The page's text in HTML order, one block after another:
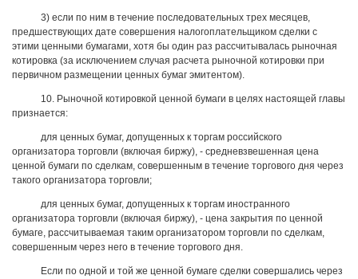
3) если по ним в течение последовательных трех месяцев,
предшествующих дате совершения налогоплательщиком сделки с
этими ценными бумагами, хотя бы один раз рассчитывалась рыночная
котировка (за исключением случая расчета рыночной котировки при
первичном размещении ценных бумаг эмитентом).
10. Рыночной котировкой ценной бумаги в целях настоящей главы
признается:
для ценных бумаг, допущенных к торгам российского
организатора торговли (включая биржу), - средневзвешенная цена
ценной бумаги по сделкам, совершенным в течение торгового дня через
такого организатора торговли;
для ценных бумаг, допущенных к торгам иностранного
организатора торговли (включая биржу), - цена закрытия по ценной
бумаге, рассчитываемая таким организатором торговли по сделкам,
совершенным через него в течение торгового дня.
Если по одной и той же ценной бумаге сделки совершались через